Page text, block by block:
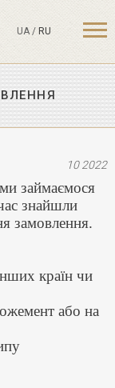
UA / RU
10 2022
займаємося
знайшли
замовлення.
країн чи
або на